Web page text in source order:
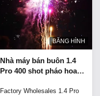
BĂNG HÌNH
Nhà máy bán buôn 1.4
Pro 400 shot pháo hoa
pháo hoa Pyrotechnics
Factory Wholesales 1.4 Pro